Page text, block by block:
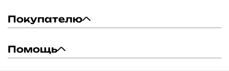
Покупателю
Помощь